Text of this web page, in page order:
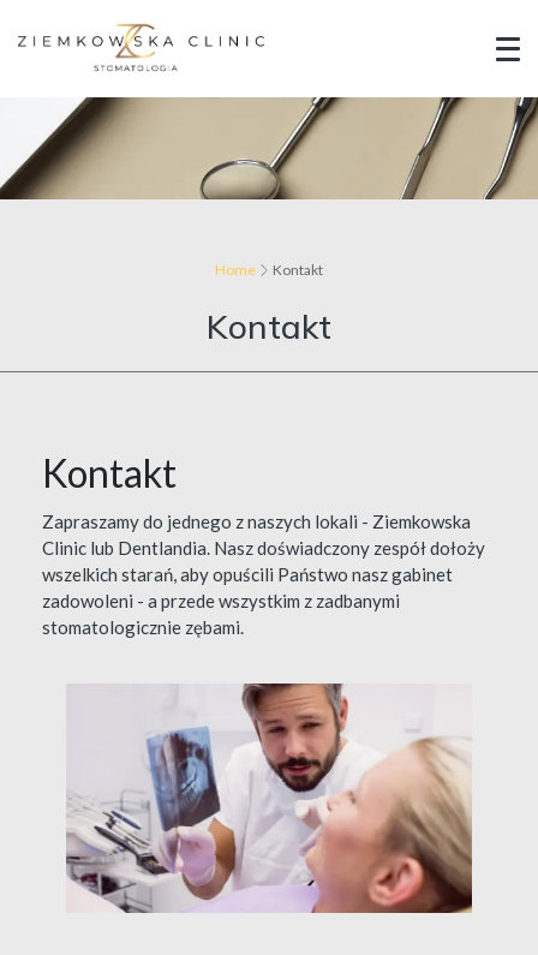
Home Kontakt
Kontakt
Kontakt
Zapraszamy do jednego z naszych lokali - Ziemkowska
Clinic lub Dentlandia. Nasz doświadczony zespół dołoży
wszelkich starań, aby opuścili Państwo nasz gabinet
zadowoleni - a przede wszystkim z zadbanymi
stomatologicznie zębami.